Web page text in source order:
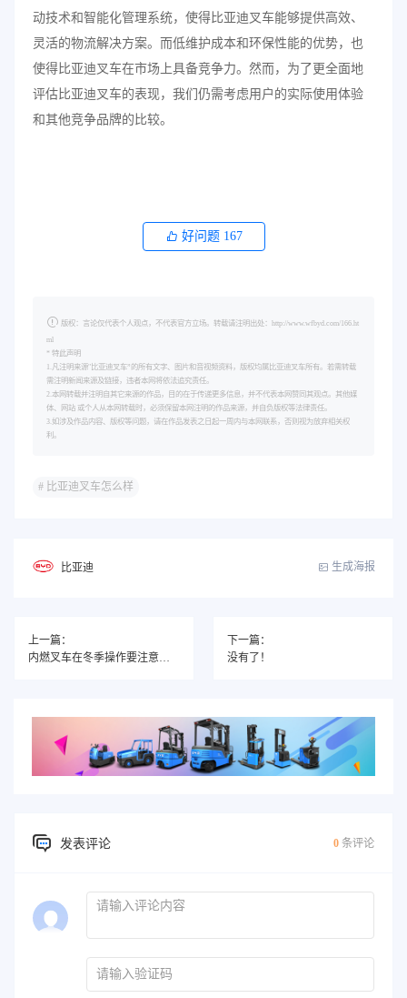
动技术和智能化管理系统，使得比亚迪叉车能够提供高效、
灵活的物流解决方案。而低维护成本和环保性能的优势，也
使得比亚迪叉车在市场上具备竞争力。然而，为了更全面地
评估比亚迪叉车的表现，我们仍需考虑用户的实际使用体验
和其他竞争品牌的比较。
好问题 167
版权：言论仅代表个人观点，不代表官方立场。转载请注明出处：http://www.wfbyd.com/166.ht
ml
* 特此声明
1.凡注明来源"比亚迪叉车”的所有文字、图片和音视频资料，版权均属比亚迪叉车所有。若需转载
需注明新闻来源及链接，违者本网将依法追究责任。
2.本网转载并注明自其它来源的作品，目的在于传递更多信息，并不代表本网赞同其观点。其他媒
体、网站 或个人从本网转载时，必须保留本网注明的作品来源，并自负版权等法律责任。
3.如涉及作品内容、版权等问题，请在作品发表之日起一周内与本网联系，否则视为放弃相关权
利。
# 比亚迪叉车怎么样
比亚迪 生成海报
上一篇：
内燃叉车在冬季操作要注意哪些事情？
下一篇：
没有了！
发表评论 0 条评论